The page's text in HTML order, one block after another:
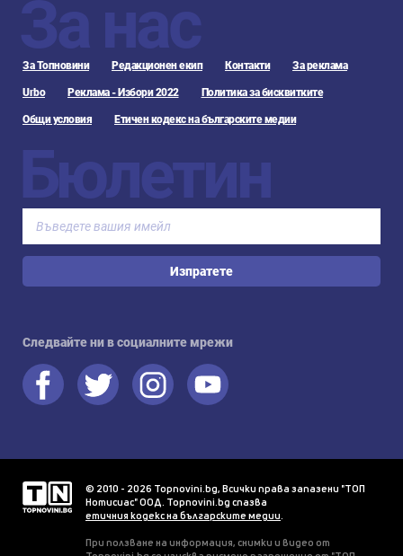
За нас
За Топновини Редакционен екип Контакти За реклама
Urbo Реклама - Избори 2022 Политика за бисквитките
Общи условия Етичен кодекс на българските медии
Бюлетин
Изпратете
Следвайте ни в социалните мрежи
© 2010 - 2026 Topnovini.bg, Всички права запазени "ТОП
Нотисиас" ООД. Topnovini.bg спазва
етичния кодекс на българските медии.
При ползване на информация, снимки и видео от